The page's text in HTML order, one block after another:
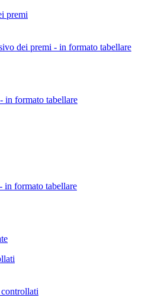
premi
dei premi - in formato tabellare
in formato tabellare
formato tabellare